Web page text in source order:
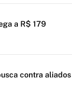
a R$ 179
contra aliados